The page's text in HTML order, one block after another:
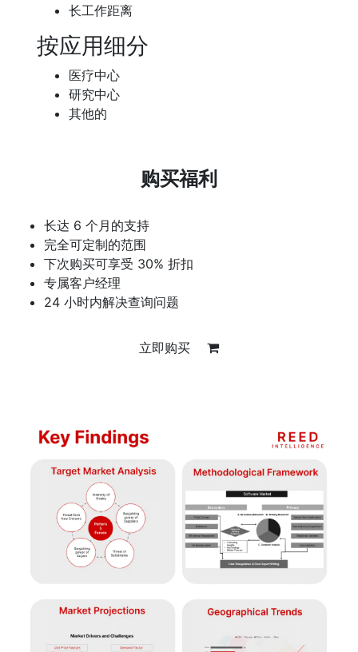
长工作距离
按应用细分
医疗中心
研究中心
其他的
购买福利
长达 6 个月的支持
完全可定制的范围
下次购买可享受 30% 折扣
专属客户经理
24 小时内解决查询问题
立即购买